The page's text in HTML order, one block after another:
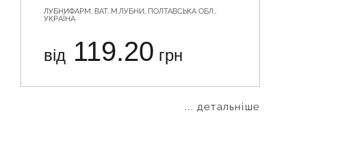
ЛУБНИФАРМ, ВАТ, М.ЛУБНИ, ПОЛТАВСЬКА ОБЛ.,
УКРАЇНА
від 119.20 грн
... детальніше